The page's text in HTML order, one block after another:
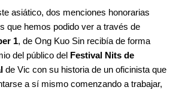
asiático, dos menciones honorarias
que hemos podido ver a través de
1, de Ong Kuo Sin recibía de forma
del público del Festival Nits de
de Vic con su historia de un oficinista que
a sí mismo comenzando a trabajar,